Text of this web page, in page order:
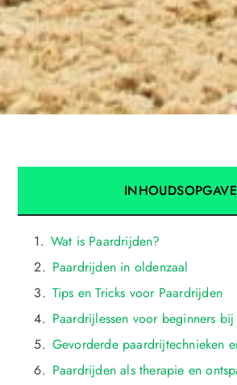
INHOUDSOPGAVE
Wat is Paardrijden?
Paardrijden in oldenzaal
Tips en Tricks voor Paardrijden